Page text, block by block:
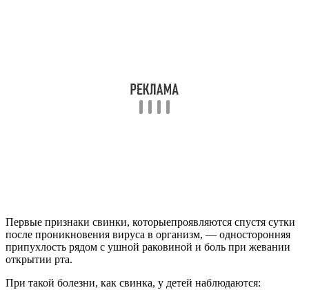
Первые признаки свинки, которыепроявляются спустя сутки
после проникновения вируса в организм, — односторонняя
припухлость рядом с ушной раковиной и боль при жевании
открытии рта.
При такой болезни, как свинка, у детей наблюдаются: